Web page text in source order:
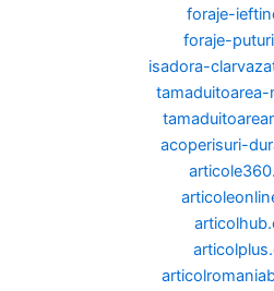
foraje-
foraje-
isadora-
tamaduitoarea-
acoperisuri-